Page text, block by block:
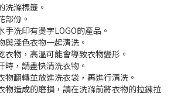
洗滌標籤。
部份。
手洗印有燙字LOGO的產品。
與淺色衣物一起清洗。
衣物，高溫可能會導致衣物變形。
時，請盡快清洗衣物。
物翻轉並放進洗衣袋，再進行清洗。
物造成的磨損，請在洗滌前將衣物的拉鍊拉